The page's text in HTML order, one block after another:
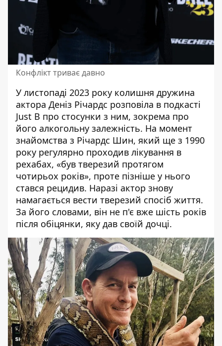
Конфлікт триває давно
У листопаді 2023 року колишня дружина
актора Деніз Річардс розповіла в подкасті
Just B про стосунки з ним, зокрема про
його алкогольну залежність. На момент
знайомства з Річардс Шин, який ще з 1990
року регулярно проходив лікування в
рехабах, «був тверезий протягом
чотирьох років», проте пізніше у нього
стався рецидив. Наразі актор знову
намагається вести тверезий спосіб життя.
За його словами, він не п'є вже шість років
після обіцянки, яку дав своїй дочці.